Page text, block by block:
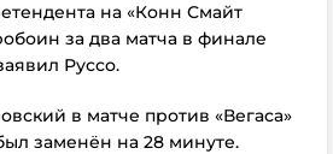
на «Конн Смайт
за два матча в финале
Руссо.
в матче против «Вегаса»
заменён на 28 минуте.